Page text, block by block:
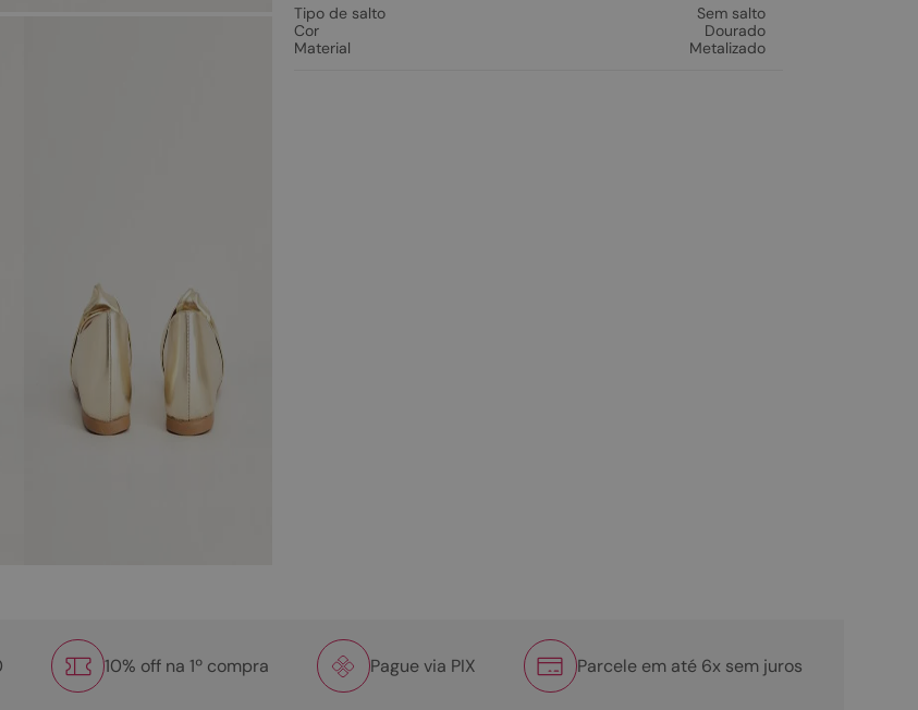
Tipo de salto
Sem salto
Cor
Dourado
Material
Metalizado
10% off na 1º compra Pague via PIX Parcele em até 6x sem juros